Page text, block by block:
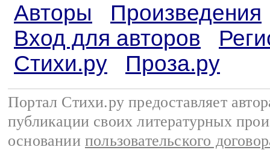
Авторы
Произведения
Вход для авторов
Стихи.ру
Проза.ру
Портал Стихи.ру предоставляет
публикации своих литературных
основании пользовательского